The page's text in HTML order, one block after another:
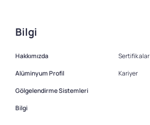
Bilgi
Hakkımızda
Alüminyum Profil
Gölgelendirme Sistemleri
Bilgi
Sertifikalar
Kariyer